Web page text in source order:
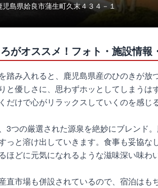
島県姶良市蒲生町久末４３４－１
がオススメ！フォト・施設情報
踏み入れると、鹿児島県産のひのきが放
と優しさに、思わずホッとしてしまうは
だけで心がリラックスしていくのを感じ
3つの厳選された源泉を絶妙にブレンド
っと溶け出していきます。食事も妥協
ほどに元気になれるような滋味深い味わい
直市場も併設されているので、宿泊はも